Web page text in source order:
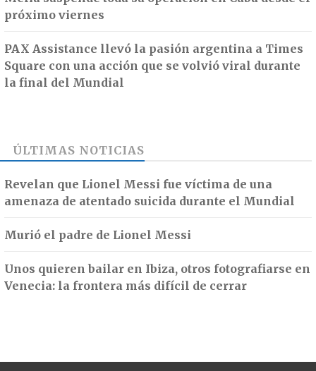
próximo viernes
PAX Assistance llevó la pasión argentina a Times
Square con una acción que se volvió viral durante
la final del Mundial
ÚLTIMAS NOTICIAS
Revelan que Lionel Messi fue víctima de una
amenaza de atentado suicida durante el Mundial
Murió el padre de Lionel Messi
Unos quieren bailar en Ibiza, otros fotografiarse en
Venecia: la frontera más difícil de cerrar